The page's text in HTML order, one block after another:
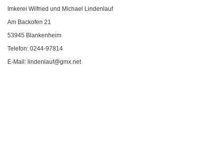
Imkerei Wilfried und Michael Lindenlauf
Am Backofen 21
53945 Blankenheim
Telefon: 0244-97814
E-Mail: lindenlauf@gmx.net